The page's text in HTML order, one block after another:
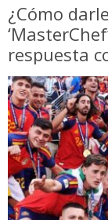
¿Cómo
respuesta